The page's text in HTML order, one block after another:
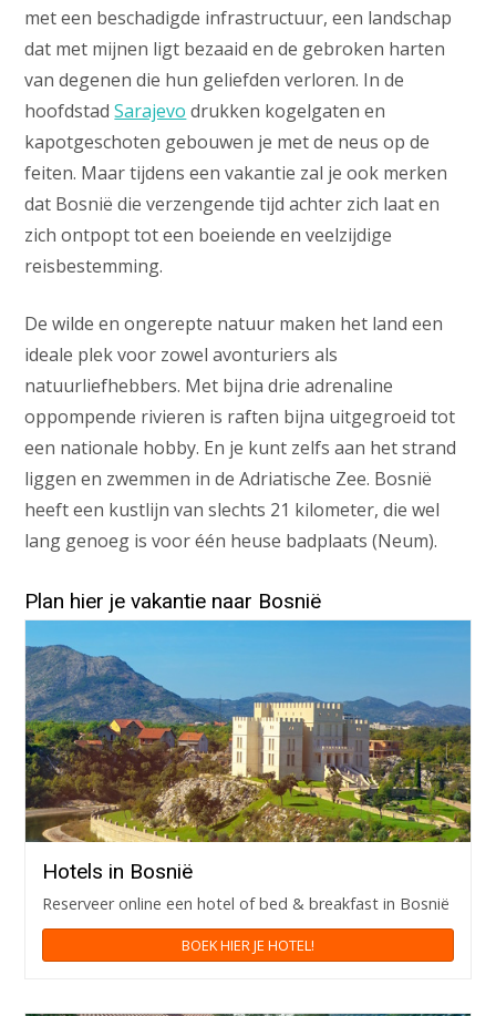
met een beschadigde infrastructuur, een landschap
dat met mijnen ligt bezaaid en de gebroken harten
van degenen die hun geliefden verloren. In de
hoofdstadSarajevo drukken kogelgaten en
kapotgeschoten gebouwen je met de neus op de
feiten. Maar tijdens een vakantie zal je ook merken
dat Bosnië die verzengende tijd achter zich laat en
zich ontpopt tot een boeiende en veelzijdige
reisbestemming.
De wilde en ongerepte natuur maken het land een
ideale plek voor zowel avonturiers als
natuurliefhebbers. Met bijna drie adrenaline
oppompende rivieren is raften bijna uitgegroeid tot
een nationale hobby. En je kunt zelfs aan het strand
liggen en zwemmen in de Adriatische Zee. Bosnië
heeft een kustlijn van slechts 21 kilometer, die wel
lang genoeg is voor één heuse badplaats (Neum).
Plan hier je vakantie naar Bosnië
Hotels in Bosnië
Reserveer online een hotel of bed & breakfast in Bosnië
BOEK HIER JE HOTEL!